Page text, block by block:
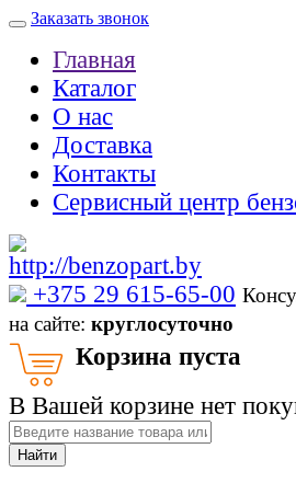
Заказать звонок
Главная
Каталог
О нас
Доставка
Контакты
Сервисный центр
‎+375 29 615-65-00
на сайте: круглосуточно
Корзина пуста
В Вашей корзине нет
Найти